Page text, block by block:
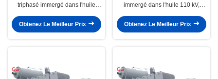
triphasé immergé dans l'huile
Obtenez Le Meilleur Prix
immergé dans l'huile 110 kV,
au silicium à faibles pertes
Obtenez Le Meilleur Prix